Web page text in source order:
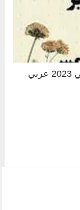
نماذج الوزارة للصف الخامس الابتدائي 2023 عربي